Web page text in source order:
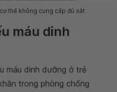
thể không cung cấp đủ sắt
máu dinh
máu dinh dưỡng ở trẻ
trong phòng chống